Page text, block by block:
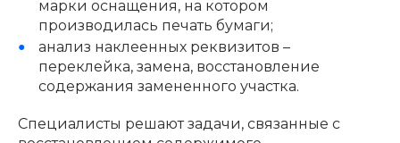
марки оснащения, на котором
производилась печать бумаги;
анализ наклеенных реквизитов –
переклейка, замена, восстановление
содержания замененного участка.
Специалисты решают задачи, связанные с